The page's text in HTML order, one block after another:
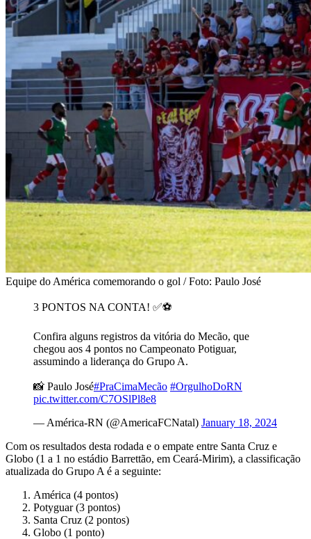
Equipe do América comemorando o gol / Foto: Paulo José
3 PONTOS NA CONTA! ✅⚽
Confira alguns registros da vitória do Mecão, que
chegou aos 4 pontos no Campeonato Potiguar,
assumindo a liderança do Grupo A.
📸 Paulo José#PraCimaMecão #OrgulhoDoRN
pic.twitter.com/C7OSlPl8e8
— América-RN (@AmericaFCNatal) January 18, 2024
Com os resultados desta rodada e o empate entre Santa Cruz e
Globo (1 a 1 no estádio Barrettão, em Ceará-Mirim), a classificação
atualizada do Grupo A é a seguinte:
América (4 pontos)
Potyguar (3 pontos)
Santa Cruz (2 pontos)
Globo (1 ponto)